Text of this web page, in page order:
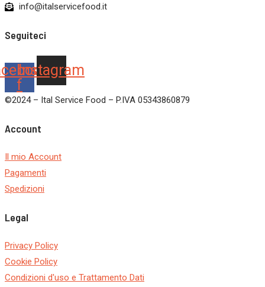
info@italservicefood.it
Seguiteci
f
Instagram
©2024 – Ital Service Food – P.IVA 05343860879
Account
Il mio Account
Pagamenti
Spedizioni
Legal
Privacy Policy
Cookie Policy
Condizioni d'uso e Trattamento Dati